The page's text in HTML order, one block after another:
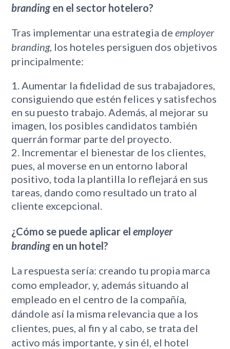
branding en el sector hotelero?
Tras implementar una estrategia deemployer
branding, los hoteles persiguen dos objetivos
principalmente:
Aumentar la fidelidad de sus trabajadores,
consiguiendo que estén felices y satisfechos
en su puesto trabajo. Además, al mejorar su
imagen, los posibles candidatos también
querrán formar parte del proyecto.
Incrementar el bienestar de los clientes,
pues, al moverse en un entorno laboral
positivo, toda la plantilla lo reflejará en sus
tareas, dando como resultado un trato al
cliente excepcional.
¿Cómo se puede aplicar elemployer
branding en un hotel?
La respuesta sería: creando tu propia marca
como empleador, y, además situando al
empleado en el centro de la compañía,
dándole así la misma relevancia que a los
clientes, pues, al fin y al cabo, se trata del
activo más importante, y sin él, el hotel